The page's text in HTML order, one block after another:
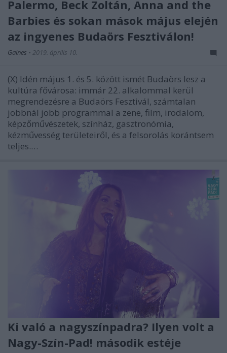
Palermo, Beck Zoltán, Anna and the
Barbies és sokan mások május elején
az ingyenes Budaörs Fesztiválon!
Gaines • 2019. április 10.
(X) Idén május 1. és 5. között ismét Budaörs lesz a
kultúra fővárosa: immár 22. alkalommal kerül
megrendezésre a Budaörs Fesztivál, számtalan
jobbnál jobb programmal a zene, film, irodalom,
képzőművészetek, színház, gasztronómia,
kézművesség területeiről, és a felsorolás korántsem
teljes.…
Ki való a nagyszínpadra? Ilyen volt a
Nagy-Szín-Pad! második estéje